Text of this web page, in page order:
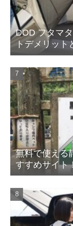
DOD フタマ
トデメリット
無料で使える
すすめサイト